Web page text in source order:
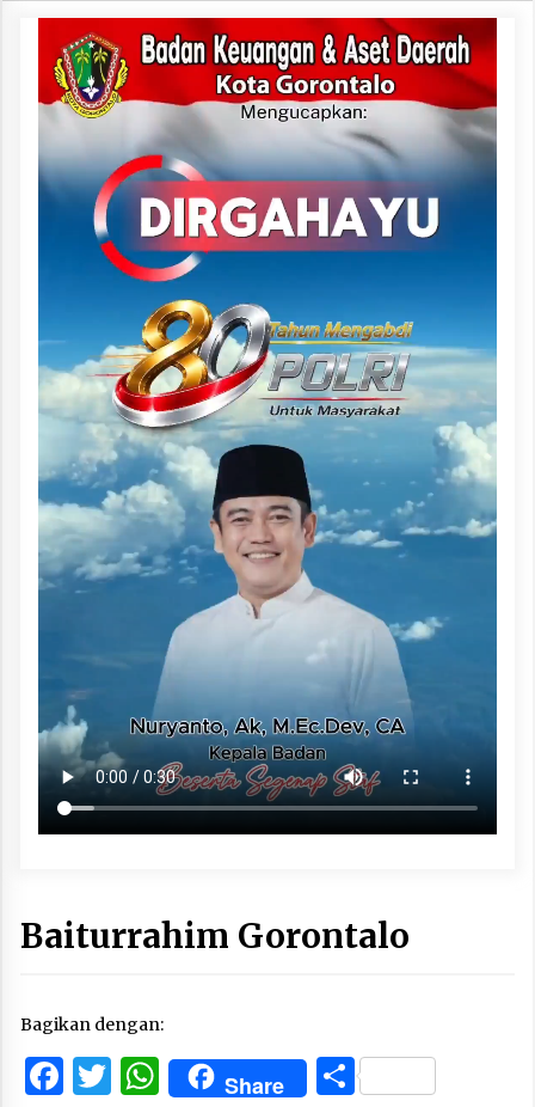
Baiturrahim Gorontalo
Bagikan dengan:
Facebook
Twitter
WhatsApp
Share Share